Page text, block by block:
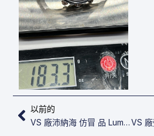
上一頁
以前的
VS 廠沛納海 仿冒 品 Luminor Marina PAM 01115